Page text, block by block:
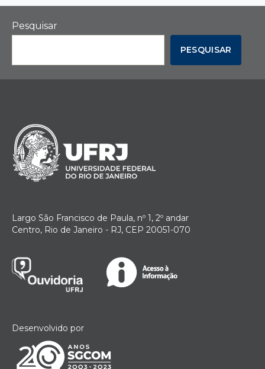
Pesquisar
PESQUISAR
Largo São Francisco de Paula, nº 1, 2º andar
Centro, Rio de Janeiro - RJ, CEP 20051-070
Desenvolvido por